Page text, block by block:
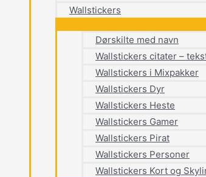
Wallstickers
Dørskilte med navn
Wallstickers citater –
Wallstickers i Mixpakker
Wallstickers Dyr
Wallstickers Heste
Wallstickers Gamer
Wallstickers Pirat
Wallstickers Personer
Wallstickers Kort og